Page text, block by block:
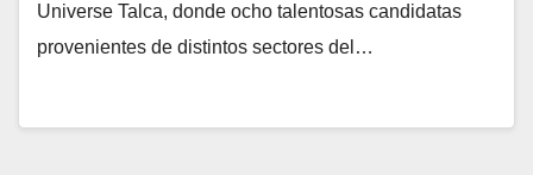
Universe Talca, donde ocho talentosas candidatas
provenientes de distintos sectores del…